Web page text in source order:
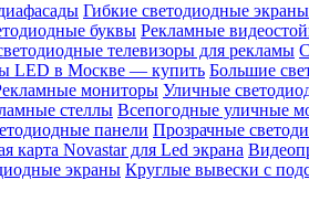
Гибкие светодиодные экраны
буквы Рекламные
телевизоры для рекламы
LED в Москве — купить Большие
мониторы Уличные
стеллы Всепогодные уличные
панели Прозрачные
карта Novastar для Led экрана
экраны Круглые вывески с